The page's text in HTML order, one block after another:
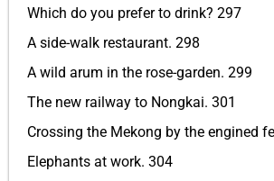
Which do you prefer to drink? 297
A side-walk restaurant. 298
A wild arum in the rose-garden. 299
The new railway to Nongkai. 301
Crossing the Mekong by the engined
Elephants at work. 304